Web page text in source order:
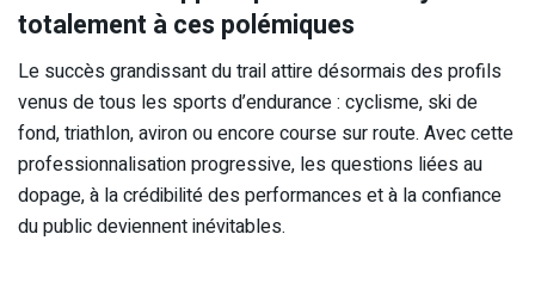
totalement à ces polémiques
Le succès grandissant du trail attire désormais des profils
venus de tous les sports d’endurance : cyclisme, ski de
fond, triathlon, aviron ou encore course sur route. Avec cette
professionnalisation progressive, les questions liées au
dopage, à la crédibilité des performances et à la confiance
du public deviennent inévitables.